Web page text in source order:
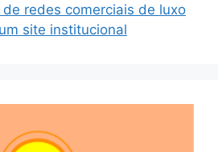
redes comerciais de luxo
site institucional